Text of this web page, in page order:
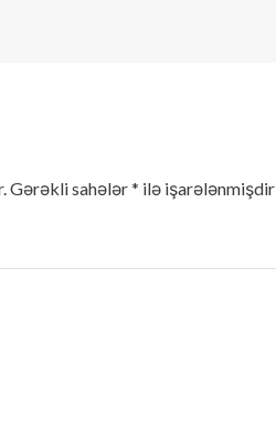
Gərəkli sahələr* ilə işarələnmişdir